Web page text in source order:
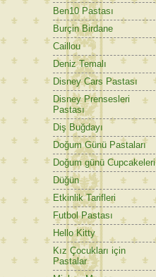
Ben10 Pastası
Burçin Birdane
Caillou
Deniz Temalı
Disney Cars Pastası
Disney Prensesleri
Pastası
Diş Buğdayı
Doğum Günü Pastaları
Doğum günü Cupcakeleri
Düğün
Etkinlik Tarifleri
Futbol Pastası
Hello Kitty
Kız Çocukları için
Pastalar